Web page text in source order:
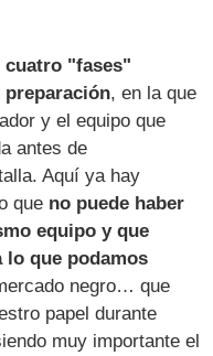
cuatro "fases"
preparación, en la que
y el equipo que
antes de
Aquí ya hay
que no puede haber
equipo y que
lo que podamos
negro… que
papel durante
muy importante el